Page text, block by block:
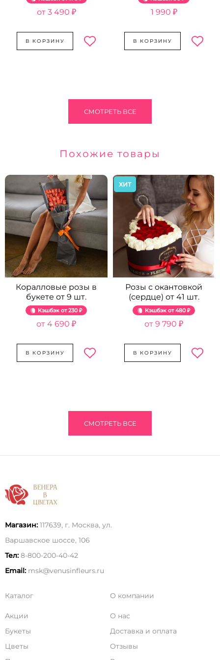
3 490 ₽
В КОРЗИНУ
1 990 ₽
В КОРЗИНУ
СМОТРЕТЬ ВСЕ
Похожие товары
Коралловые розы в
букете от 9 шт.
Кэшбэк 230 ₽
4 690 ₽
В КОРЗИНУ
ХИТ
Розы с окантовкой
(сердце) от 41 шт.
Кэшбэк 480 ₽
9 790 ₽
В КОРЗИНУ
СМОТРЕТЬ ВСЕ
Магазин: 117639, г. Москва, ул.
Варшавское шоссе, 106
Тел: 8-800-200-40-42
Email: msk@venusinfleurs.ru
Каталог
Акции
Букеты
Цветы
О компании
О нас
Доставка и оплата
Отзывы